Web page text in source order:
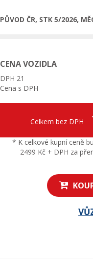
PŮVOD ČR, STK 5/2026,
CENA VOZIDLA
DPH 21
Cena s DPH
Celkem bez DPH
* K celkové kupní ceně
2499 Kč + DPH za